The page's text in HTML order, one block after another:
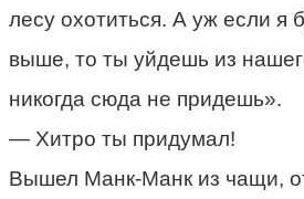
лесу охотиться. А уж если я
выше, то ты уйдешь из
никогда сюда не придешь».
— Хитро ты придумал!
Вышел Манк-Манк из чащи,